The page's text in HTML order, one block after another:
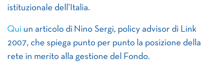
istituzionale dell’Italia.
Qui un articolo di Nino Sergi, policy advisor di Link
2007, che spiega punto per punto la posizione della
rete in merito alla gestione del Fondo.